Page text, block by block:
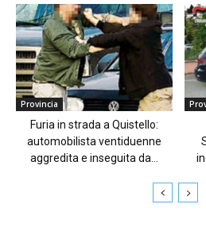
Provincia
Furia in strada a Quistello:
automobilista ventiduenne
aggredita e inseguita da...